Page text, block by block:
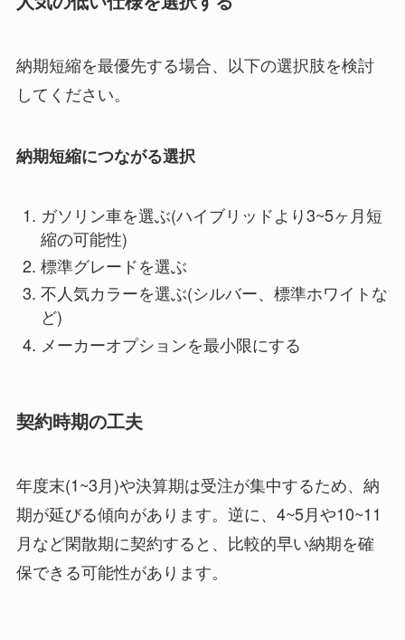
納期短縮を最優先する場合、以下の選択肢を検討
してください。
納期短縮につながる選択
ガソリン車を選ぶ(ハイブリッドより3~5ヶ月短
縮の可能性)
標準グレードを選ぶ
不人気カラーを選ぶ(シルバー、標準ホワイトな
ど)
メーカーオプションを最小限にする
契約時期の工夫
年度末(1~3月)や決算期は受注が集中するため、納
期が延びる傾向があります。逆に、4~5月や10~11
月など閑散期に契約すると、比較的早い納期を確
保できる可能性があります。